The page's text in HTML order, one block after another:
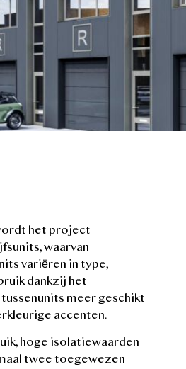
het project
waarvan
variëren in type,
dankzij het
meer geschikt
accenten.
hoge isolatiewaarden
twee toegewezen